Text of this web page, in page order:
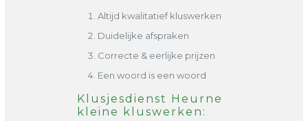
Altijd kwalitatief kluswerken
Duidelijke afspraken
Correcte & eerlijke prijzen
Een woord is een woord
Klusjesdienst Heurne
kleine kluswerken: